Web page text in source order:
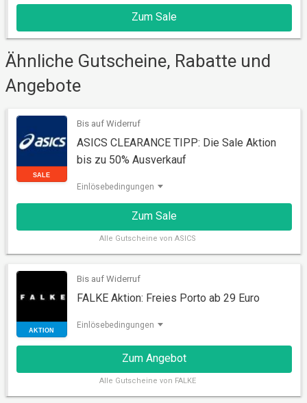
Zum Sale
Ähnliche Gutscheine, Rabatte und
Angebote
Bis auf Widerruf
ASICS CLEARANCE TIPP: Die Sale Aktion
bis zu 50% Ausverkauf
Einlösebedingungen
Zum Sale
Alle Gutscheine von ASICS
Bis auf Widerruf
FALKE Aktion: Freies Porto ab 29 Euro
Einlösebedingungen
Zum Angebot
Alle Gutscheine von FALKE